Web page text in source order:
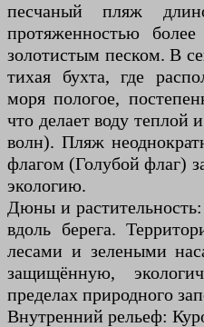
песчаный пляж
протяженностью
золотистым песком. В
тихая бухта, где
моря пологое,
что делает воду теплой
волн). Пляж
флагом (Голубой флаг)
экологию.
Дюны и
вдоль берега.
лесами и зелеными
защищённую,
пределах природного
Внутренний рельеф: